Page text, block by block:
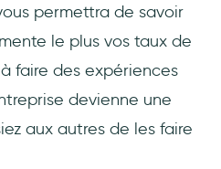
permettra de savoir
le plus vos taux de
faire des expériences
devienne une
aux autres de les faire